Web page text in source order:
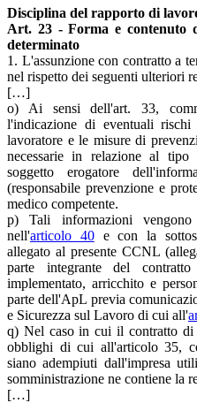
Disciplina del rapporto di
Art. 23 - Forma e contenuto
determinato
1. L'assunzione con contratto a
nel rispetto dei seguenti ulteriori
[…]
o) Ai sensi dell'art. 33,
l'indicazione di eventuali
lavoratore e le misure di
necessarie in relazione al
soggetto erogatore
(responsabile prevenzione e
medico competente.
p) Tali informazioni
nell'articolo 40e con la
allegato al presente CCNL
parte integrante del
implementato, arricchito e
parte dell'ApL previa
e Sicurezza sul Lavoro di cui all'
q) Nel caso in cui il contratto di
obblighi di cui all'articolo 35,
siano adempiuti dall'impresa
somministrazione ne contiene la
[…]